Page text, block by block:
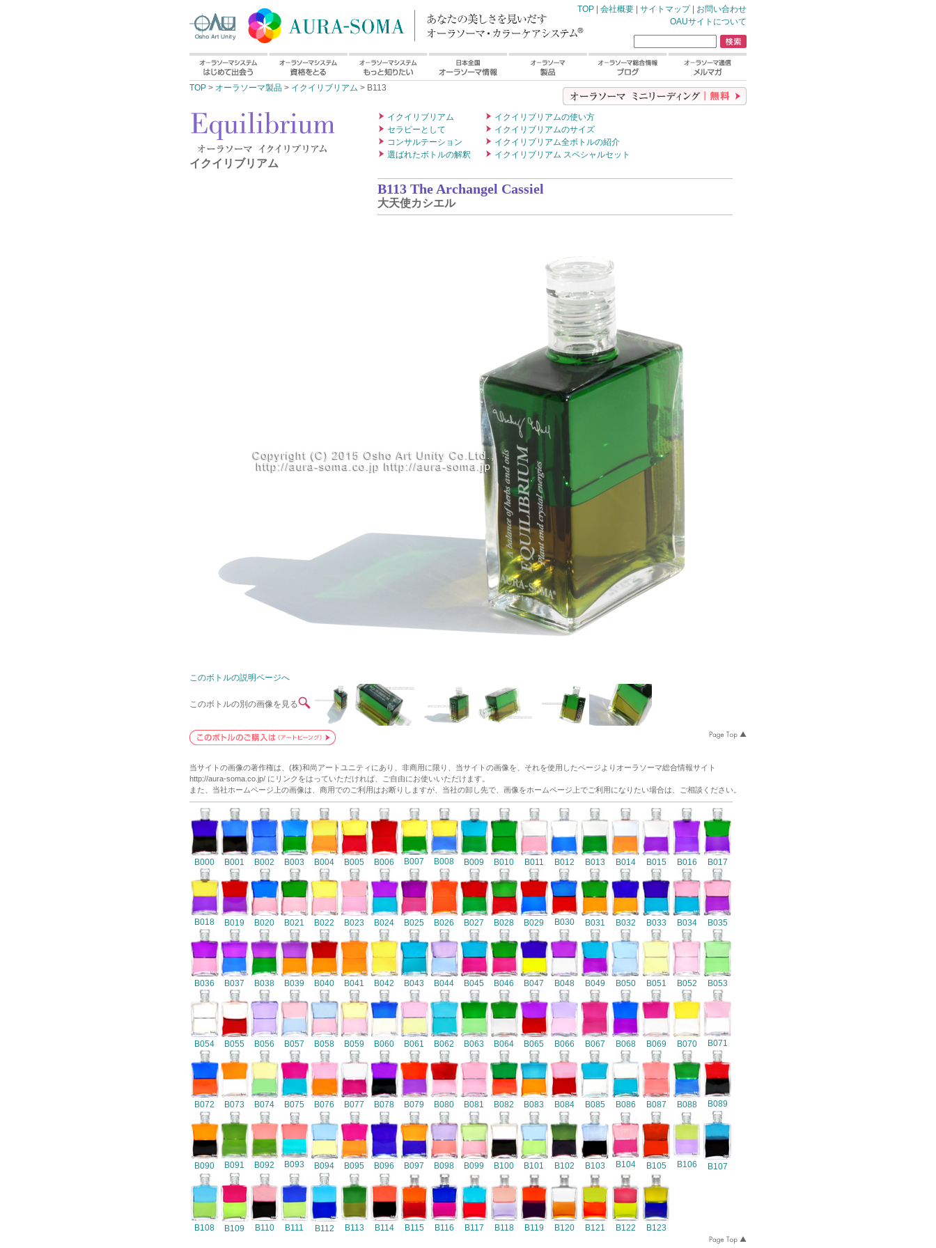
TOP | 会社概要 | サイトマップ| お問い合わせ
OAUサイトについて
TOP > オーラソーマ製品 > イクイリブリアム > B113
イクイリブリアム
イクイリブリアム
セラピーとして
コンサルテーション
選ばれたボトルの解釈
イクイリブリアムの使い方
イクイリブリアムのサイズ
イクイリブリアム全ボトルの紹介
イクイリブリアム スペシャルセット
B113 The Archangel Cassiel
大天使カシエル
このボトルの説明ページへ
このボトルの別の画像を見る
当サイトの画像の著作権は、(株)和尚アートユニティにあり、非商用に限り、当サイトの画像を、それを使用したページよりオーラソーマ総合情報サイト
http://aura-soma.co.jp/ にリンクをはっていただければ、ご自由にお使いいただけます。
また、当社ホームページ上の画像は、商用でのご利用はお断りしますが、当社の卸し先で、画像をホームページ上でご利用になりたい場合は、ご相談ください。
B000 B001 B002 B003 B004 B005 B006 B007 B008 B009 B010 B011 B012 B013 B014 B015 B016 B017
B018 B019 B020 B021 B022 B023 B024 B025 B026 B027 B028 B029 B030 B031 B032 B033 B034 B035
B036 B037 B038 B039 B040 B041 B042 B043 B044 B045 B046 B047 B048 B049 B050 B051 B052 B053
B054 B055 B056 B057 B058 B059 B060 B061 B062 B063 B064 B065 B066 B067 B068 B069 B070 B071
B072 B073 B074 B075 B076 B077 B078 B079 B080 B081 B082 B083 B084 B085 B086 B087 B088 B089
B090 B091 B092 B093 B094 B095 B096 B097 B098 B099 B100 B101 B102 B103 B104 B105 B106 B107
B108 B109 B110 B111 B112 B113 B114 B115 B116 B117 B118 B119 B120 B121 B122 B123